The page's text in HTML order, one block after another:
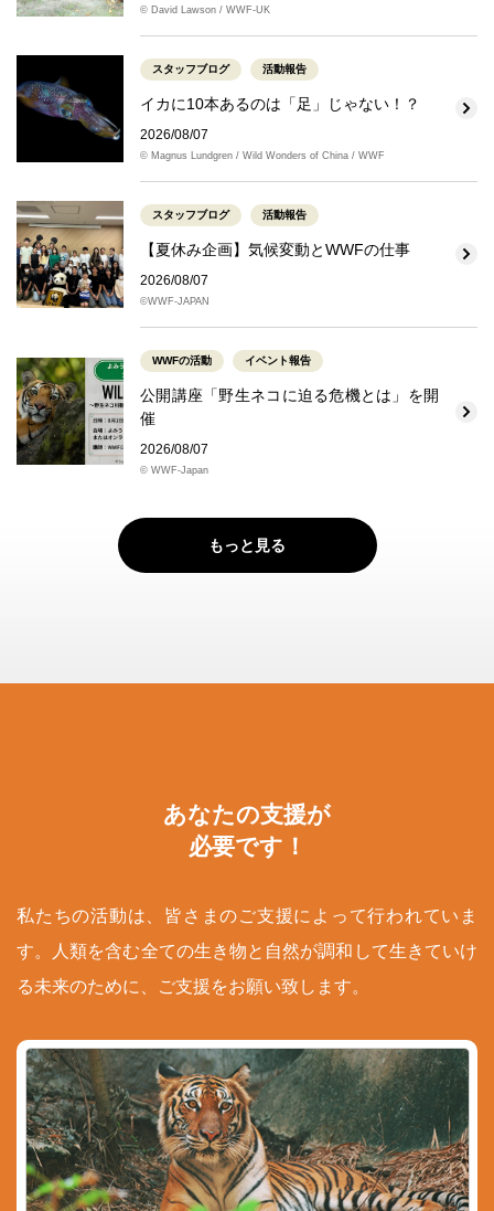
© David Lawson / WWF-UK
スタッフブログ 活動報告
イカに10本あるのは「足」じゃない！？
2026/08/07
© Magnus Lundgren / Wild Wonders of China / WWF
スタッフブログ 活動報告
【夏休み企画】気候変動とWWFの仕事
2026/08/07
©WWF-JAPAN
WWFの活動 イベント報告
公開講座「野生ネコに迫る危機とは」を開
催
2026/08/07
© WWF-Japan
もっと見る
あなたの支援が
必要です！
私たちの活動は、皆さまのご支援によって行われていま
す。人類を含む全ての生き物と自然が調和して生きていけ
る未来のために、ご支援をお願い致します。